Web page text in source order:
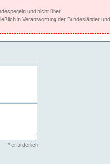
und nicht über
in Verantwortung der Bundesländer und
* erforderlich